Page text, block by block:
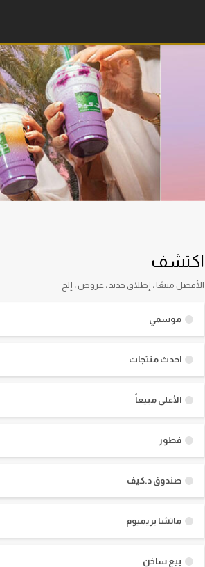
اكتشف
الأفضل مبيعًا ، إطلاق جديد ، عروض ، إلخ
موسمي
احدث منتجات
الأعلى مبيعاً
فطور
صندوق د.كيف
ماتشا بريميوم
بيع ساخن